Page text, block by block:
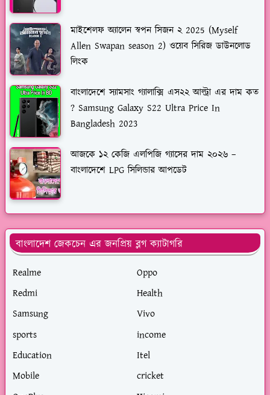
মাইশেলফ অ্যালেন স্বপন সিজন ২ 2025 (Myself
Allen Swapan season 2) ওয়েব সিরিজ ডাউনলোড
লিংক
বাংলাদেশে স্যামসাং গ্যালাক্সি এস২২ আল্ট্রা এর দাম কত
? Samsung Galaxy S22 Ultra Price In
Bangladesh 2023
আজকে ১২ কেজি এলপিজি গ্যাসের দাম ২০২৬ –
বাংলাদেশে LPG সিলিন্ডার আপডেট
বাংলাদেশ জেকচেন এর জনপ্রিয় ব্লগ ক্যাটাগরি
Realme
Oppo
Redmi
Health
Samsung
Vivo
sports
income
Education
Itel
Mobile
cricket